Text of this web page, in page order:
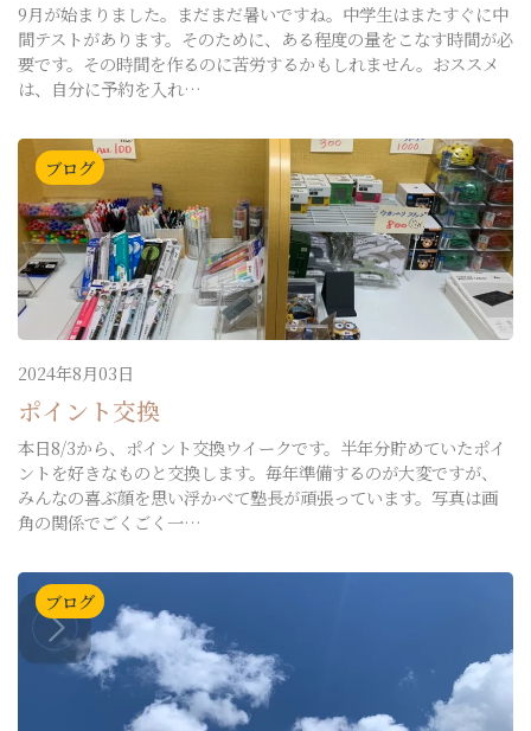
9月が始まりました。まだまだ暑いですね。中学生はまたすぐに中
間テストがあります。そのために、ある程度の量をこなす時間が必
要です。その時間を作るのに苦労するかもしれません。おススメ
は、自分に予約を入れ…
ブログ
2024年8月03日
ポイント交換
本日8/3から、ポイント交換ウイークです。半年分貯めていたポイ
ントを好きなものと交換します。毎年準備するのが大変ですが、
みんなの喜ぶ顔を思い浮かべて塾長が頑張っています。写真は画
角の関係でごくごく一…
ブログ